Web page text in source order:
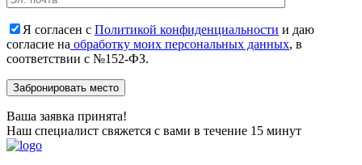
Я согласен с Политикой конфиденциальности и даю
согласие на обработку моих персональных данных, в
соответствии с №152-ФЗ.
Ваша заявка принята!
Наш специалист свяжется с вами в течение 15 минут